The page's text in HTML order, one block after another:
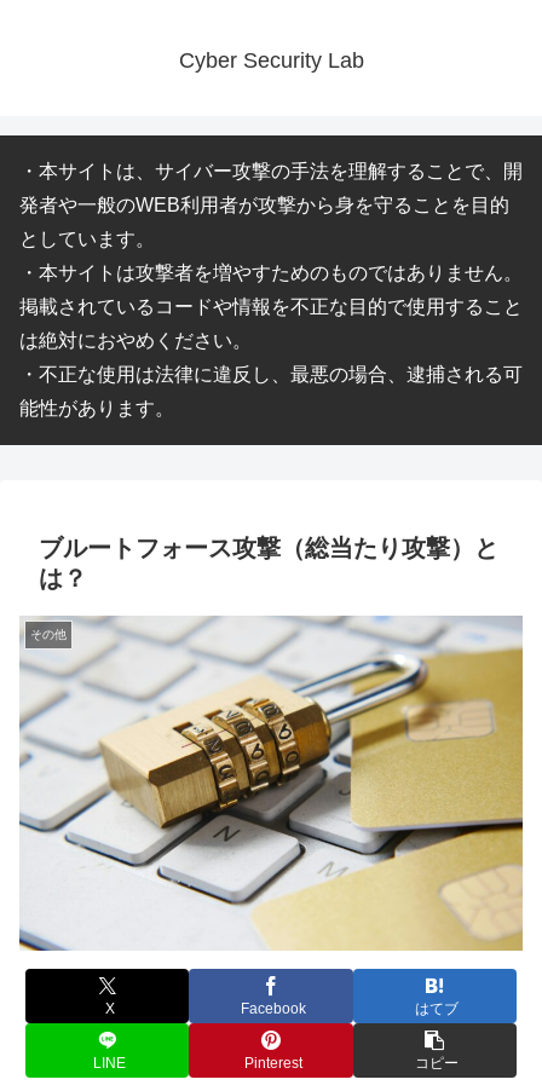
Cyber Security Lab
・本サイトは、サイバー攻撃の手法を理解することで、開
発者や一般のWEB利用者が攻撃から身を守ることを目的
としています。
・本サイトは攻撃者を増やすためのものではありません。
掲載されているコードや情報を不正な目的で使用すること
は絶対におやめください。
・不正な使用は法律に違反し、最悪の場合、逮捕される可
能性があります。
ブルートフォース攻撃（総当たり攻撃）と
は？
その他
X Facebook はてブ
LINE Pinterest コピー